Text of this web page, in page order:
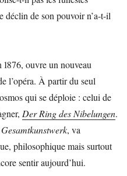
déclin de son pouvoir n’a-t-il
1876, ouvre un nouveau
l’opéra. À partir du seul
qui se déploie : celui de
Der Ring des Nibelungen.
Gesamtkunstwerk, va
philosophique mais surtout
sentir aujourd’hui.